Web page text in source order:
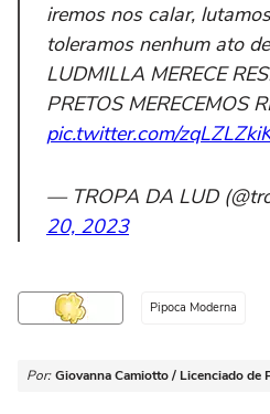
iremos nos calar,
toleramos nenhum ato
LUDMILLA MERECE
PRETOS MERECEMOS
pic.twitter.com/
— TROPA DA LUD
20, 2023
Pipoca Moderna
Por: Giovanna Camiotto / Licenciado de